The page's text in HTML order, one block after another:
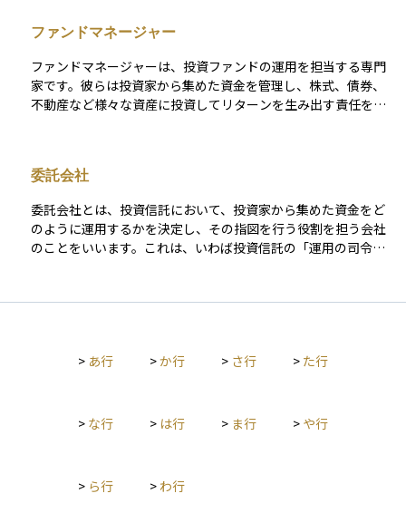
理し、特定の目的に沿った資産運用が可能となる。
ファンドマネージャー
ファンドマネージャーは、投資ファンドの運用を担当する専門
家です。彼らは投資家から集めた資金を管理し、株式、債券、
不動産など様々な資産に投資してリターンを生み出す責任を持
ネージャーは、経済情勢、業界動向、企業の財務健全性など幅
広い知識が要求されるため、金融市場に関する深い理解と分析
能力が必要です。彼らの投資判断は、ファンドの成績に直接的
な影響を及ぼすため、投資家からの信頼を獲得することが非常
に重要です。 また、ファンドマネージャーは投資家とのコミュ
委託会社
委託会社とは、投資信託において、投資家から集めた資金をど
のように運用するかを決定し、その指図を行う役割を担う会社
のことをいいます。これは、いわば投資信託の「運用の司令
社）や販売会社と協力しながら投資信託を組成・運営してお
ドマネージャーやアナリストが在籍しており、経済や市場の動
この委託会社がどれだけ信頼できるかが、将来の運用成果に大
> あ行 >か行 > さ行 > た行
> な行 > は行 > ま行 > や行
> ら行 > わ行